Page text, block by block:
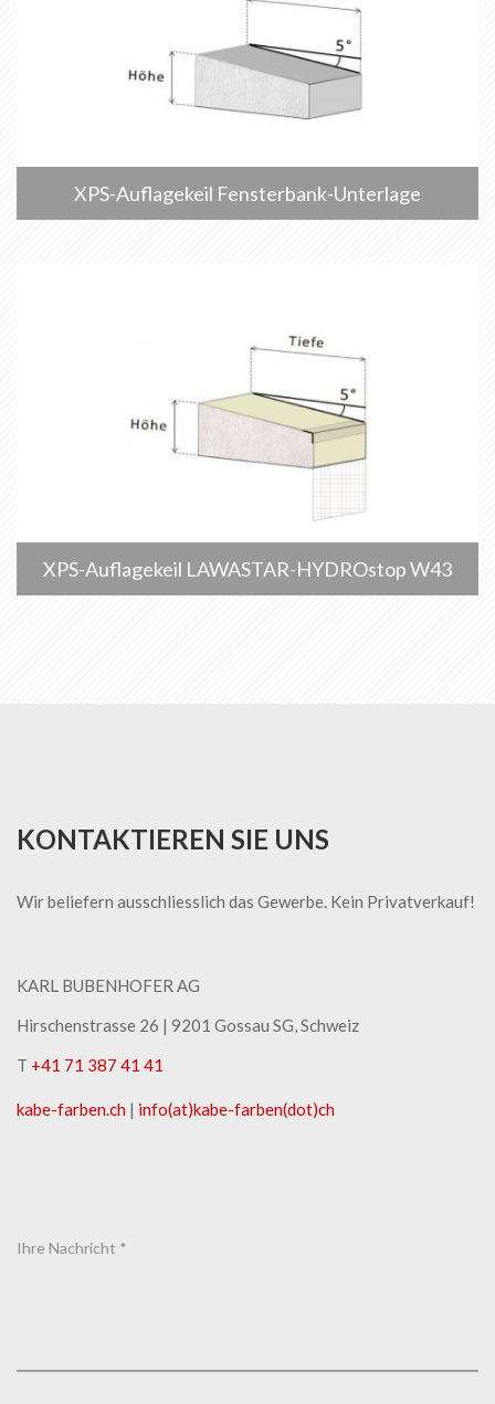
XPS-Auflagekeil Fensterbank-Unterlage
XPS-Auflagekeil LAWASTAR-HYDROstop W43
KONTAKTIEREN SIE UNS
Wir beliefern ausschliesslich das Gewerbe. Kein Privatverkauf!
KARL BUBENHOFER AG
Hirschenstrasse 26 | ​9201 Gossau SG, Schweiz
T +41 71 387 41 41
kabe-​farben.ch | info(at)kabe-​farben(dot)ch